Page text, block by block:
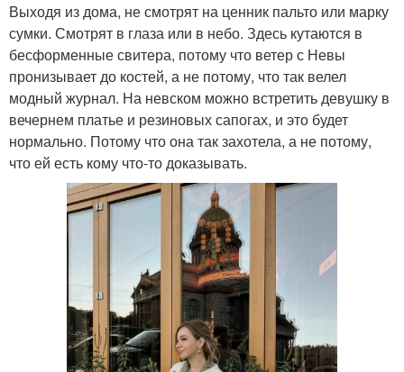
Выходя из дома, не смотрят на ценник пальто или марку
сумки. Смотрят в глаза или в небо. Здесь кутаются в
бесформенные свитера, потому что ветер с Невы
пронизывает до костей, а не потому, что так велел
модный журнал. На невском можно встретить девушку в
вечернем платье и резиновых сапогах, и это будет
нормально. Потому что она так захотела, а не потому,
что ей есть кому что-то доказывать.